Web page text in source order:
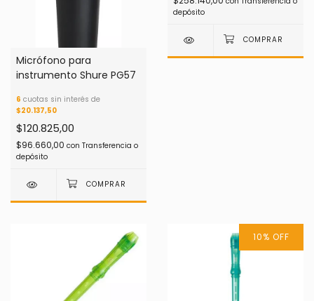
Micrófono para
instrumento Shure PG57
6 cuotas sin interés de
$20.137,50
$120.825,00
$96.660,00 con Transferencia o
depósito
depósito
10% OFF